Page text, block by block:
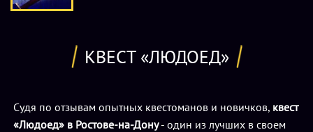
КВЕСТ «ЛЮДОЕД»
Судя по отзывам опытных квестоманов и новичков, квест
«Людоед» в Ростове-на-Дону- один из лучших в своем